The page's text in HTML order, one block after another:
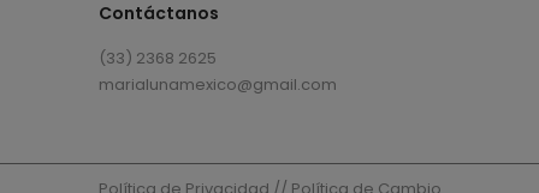
Contáctanos
(33) 2368 2625
marialunamexico@gmail.com